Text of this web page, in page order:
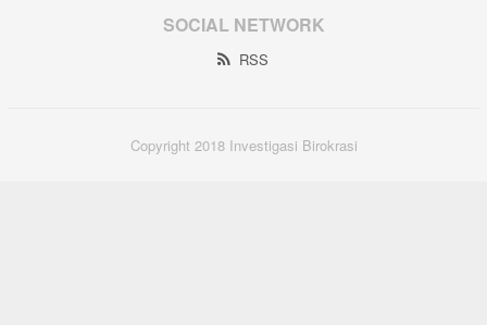
SOCIAL NETWORK
RSS
Copyright 2018 Investigasi Birokrasi